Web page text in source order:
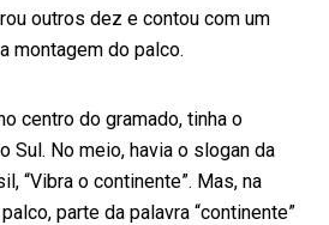
outros dez e contou com um
montagem do palco.
centro do gramado, tinha o
Sul. No meio, havia o slogan da
“Vibra o continente”. Mas, na
parte da palavra “continente”